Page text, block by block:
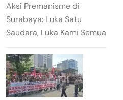
Aksi Premanisme di
Surabaya: Luka Satu
Saudara, Luka Kami Semua